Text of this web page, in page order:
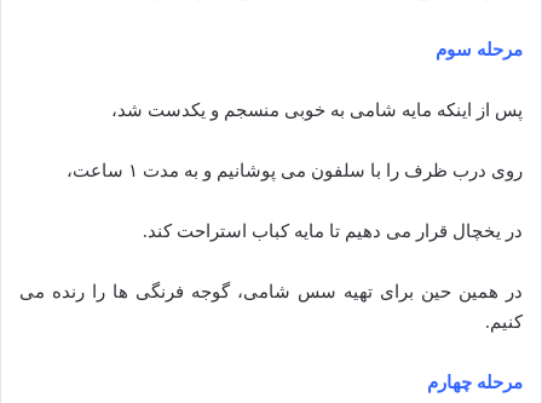
مرحله سوم
پس از اینکه مایه شامی به خوبی منسجم و یکدست شد،
روی درب ظرف را با سلفون می پوشانیم و به مدت ۱ ساعت،
در یخچال قرار می دهیم تا مایه کباب استراحت کند.
در همین حین برای تهیه سس شامی، گوجه فرنگی ها را رنده می
کنیم.
مرحله چهارم